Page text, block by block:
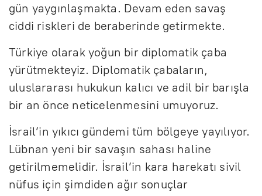
gün yaygınlaşmakta. Devam eden savaş
ciddi riskleri de beraberinde getirmekte.
Türkiye olarak yoğun bir diplomatik çaba
yürütmekteyiz. Diplomatik çabaların,
uluslararası hukukun kalıcı ve adil bir barışla
bir an önce neticelenmesini umuyoruz.
İsrail’in yıkıcı gündemi tüm bölgeye yayılıyor.
Lübnan yeni bir savaşın sahası haline
getirilmemelidir. İsrail’in kara harekatı sivil
nüfus için şimdiden ağır sonuçlar